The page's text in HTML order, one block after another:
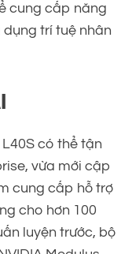
cung cấp năng
trí tuệ nhân
có thể tận
vừa mới cập
cung cấp hỗ trợ
cho hơn 100
luyện trước, bộ